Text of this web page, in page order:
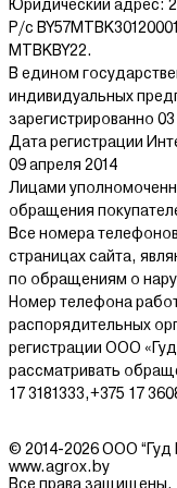
прямого
тепловые пушки
Также
единовременной
электронные деньги,
товар
заказать доставку в
Юридический адрес:
Р/с
MTBKBY22.
В едином
индивидуальных
зарегистрированно
Дата регистрации
09 апреля 2014
Лицами
обращения
Все номера
страницах сайта,
по обращениям о
Номер телефона
распорядительных
регистрации ООО
рассматривать
17 3181333,+375 17
© 2014-2026 ООО “Гуд
www.agrox.by
Все права защищены.